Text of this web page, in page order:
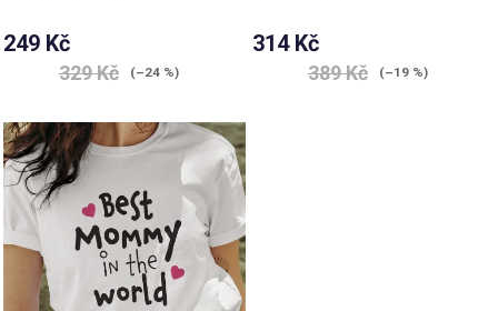
249 Kč
329 Kč (–24 %)
314 Kč
389 Kč (–19 %)